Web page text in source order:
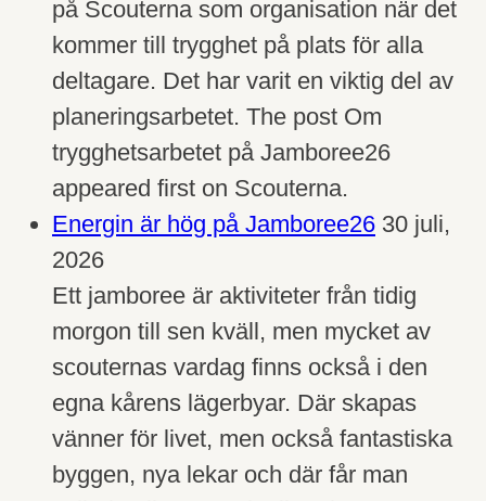
på Scouterna som organisation när det
kommer till trygghet på plats för alla
deltagare. Det har varit en viktig del av
planeringsarbetet. The post Om
trygghetsarbetet på Jamboree26
appeared first on Scouterna.
Energin är hög på Jamboree26 30 juli,
2026
Ett jamboree är aktiviteter från tidig
morgon till sen kväll, men mycket av
scouternas vardag finns också i den
egna kårens lägerbyar. Där skapas
vänner för livet, men också fantastiska
byggen, nya lekar och där får man